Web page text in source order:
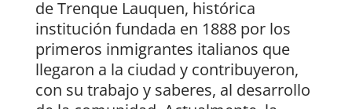
de Trenque Lauquen, histórica
institución fundada en 1888 por los
primeros inmigrantes italianos que
llegaron a la ciudad y contribuyeron,
con su trabajo y saberes, al desarrollo